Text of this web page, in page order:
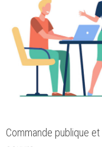
Commande publique